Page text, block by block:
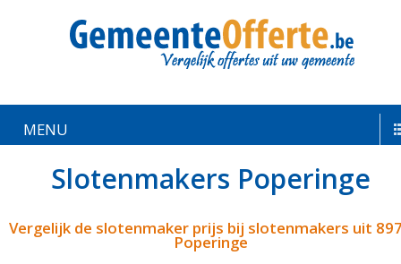
MENU
Slotenmakers Poperinge
Vergelijk de slotenmaker prijs bij slotenmakers uit
Poperinge